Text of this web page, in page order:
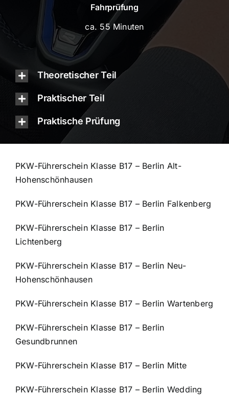
Fahrprüfung
ca. 55 Minuten
Theoretischer Teil
Praktischer Teil
Praktische Prüfung
PKW-Führerschein Klasse B17 – Berlin Alt-
Hohenschönhausen
PKW-Führerschein Klasse B17 – Berlin Falkenberg
PKW-Führerschein Klasse B17 – Berlin
Lichtenberg
PKW-Führerschein Klasse B17 – Berlin Neu-
Hohenschönhausen
PKW-Führerschein Klasse B17 – Berlin Wartenberg
PKW-Führerschein Klasse B17 – Berlin
Gesundbrunnen
PKW-Führerschein Klasse B17 – Berlin Mitte
PKW-Führerschein Klasse B17 – Berlin Wedding